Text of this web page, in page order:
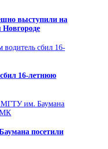
выступили на
16-летнюю
посетили